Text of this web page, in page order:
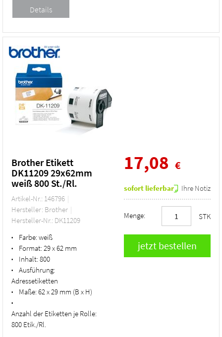
Brother Etikett
DK11209 29x62mm
weiß 800 St./Rl.
Artikel-Nr.: 146796
Hersteller: Brother
Hersteller-Nr.: DK11209
• Farbe:weiß
• Format:29 x 62 mm
• Inhalt:800
•
Ausführung:
Adressetiketten
• Maße:62 x 29 mm (B x H)
•
Anzahl der Etiketten je Rolle:
800 Etik./Rl.
17,08 €
sofort lieferbar Ihre Notiz
Menge: STK